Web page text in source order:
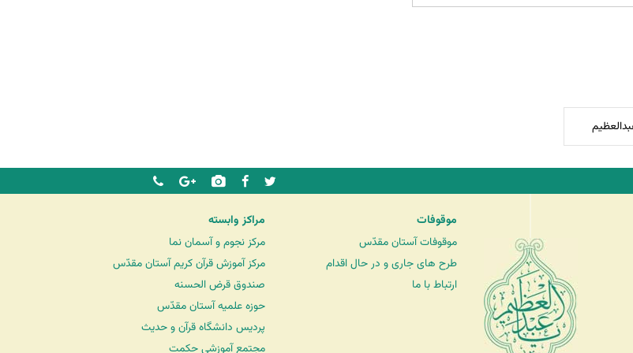
موقوفات
موقوفات آستان مقدّس
طرح های جاری و در حال اقدام
ارتباط با ما
مراکز وابسته
مرکز نجوم و آسمان نما
مرکز آموزش قرآن کریم آستان مقدّس
صندوق قرض الحسنه
حوزه علمیه آستان مقدّس
پردیس دانشگاه قرآن و حدیث
مجتمع آموزشی حکمت